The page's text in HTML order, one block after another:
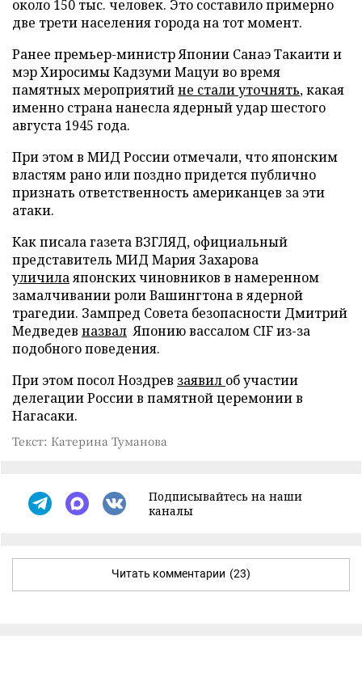
около 150 тыс. человек. Это составило примерно
две трети населения города на тот момент.
Ранее премьер-министр Японии Санаэ Такаити и
мэр Хиросимы Кадзуми Мацуи во время
памятных мероприятийне стали уточнять, какая
именно страна нанесла ядерный удар шестого
августа 1945 года.
При этом в МИД России отмечали, что японским
властям рано или поздно придется публично
признать ответственность американцев за эти
атаки.
Как писала газета ВЗГЛЯД, официальный
представитель МИД Мария Захарова
уличилаяпонских чиновников в намеренном
замалчивании роли Вашингтона в ядерной
трагедии. Зампред Совета безопасности Дмитрий
Медведев назвал Японию вассалом CIF из-за
подобного поведения.
При этом посол Ноздрев заявил об участии
делегации России в памятной церемонии в
Нагасаки.
Текст: Катерина Туманова
Подписывайтесь на наши
каналы
Читать комментарии (23)